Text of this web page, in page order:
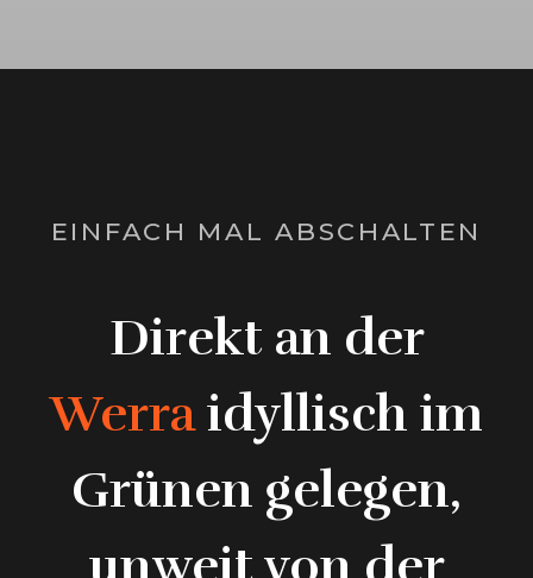
EINFACH MAL ABSCHALTEN
Direkt an der
Werraidyllisch im
Grünen gelegen,